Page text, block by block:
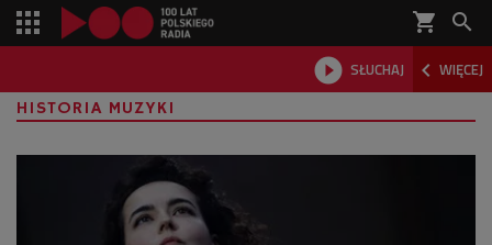
shopping_cart 
 SŁUCHAJ  WIĘCEJ

HISTORIA MUZYKI